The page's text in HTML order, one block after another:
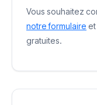
Vous souhaitez
notre formulaire
gratuites.